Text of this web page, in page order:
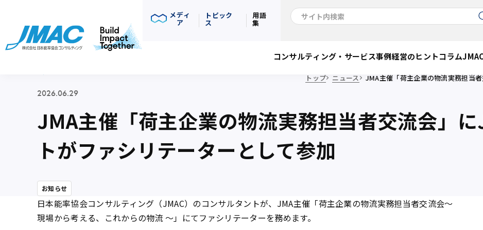
メディ
ア
トピック
ス
用語
集
コンサルティング・サービス事例経営のヒントコラム
トップ ニュース JMA主催「荷主企業の物流実務担当
JMA主催「荷主企業の物流実務担当者交流会」
トがファシリテーターとして参加
2026.06.29
お知らせ
日本能率協会コンサルティング（JMAC）のコンサルタントが、 JMA主催「荷主企業の物流実務担当者交流会～
現場から考える、これからの物流 ～」にてファシリテーターを務めます。